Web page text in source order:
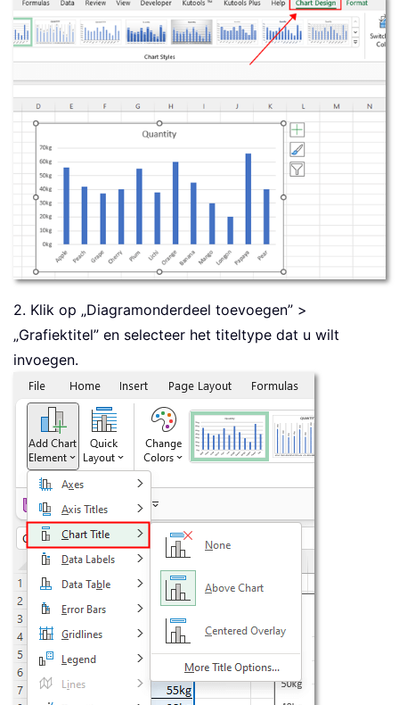
2. Klik op „Diagramonderdeel toevoegen” >
„Grafiektitel” en selecteer het titeltype dat u wilt
invoegen.